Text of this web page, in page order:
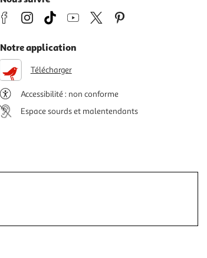
Notre application
Télécharger
Accessibilité : non conforme
Espace sourds et malentendants